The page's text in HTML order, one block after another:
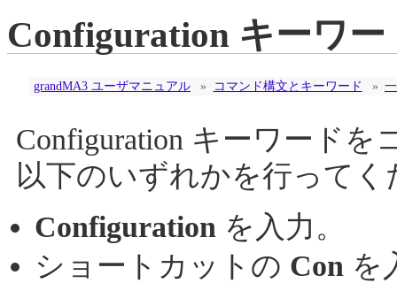
Configuration キーワー
grandMA3 ユーザマニュアル » コマンド構文とキーワード »
Configuration キーワード
以下のいずれかを行ってく
Configuration を入力。
ショートカットの Con を